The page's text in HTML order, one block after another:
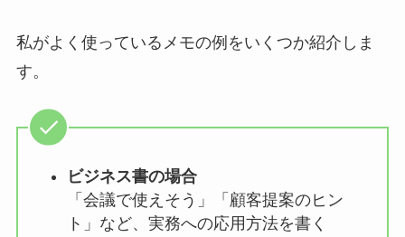
私がよく使っているメモの例をいくつか紹介しま
す。
ビジネス書の場合
「会議で使えそう」「顧客提案のヒン
ト」など、実務への応用方法を書く